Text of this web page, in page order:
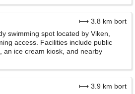
⟼ 3.8 km bort
swimming spot located by Viken,
access. Facilities include public
an ice cream kiosk, and nearby
⟼ 3.9 km bort